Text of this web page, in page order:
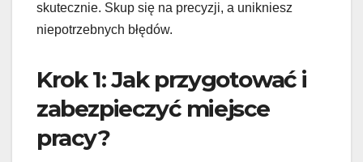
skutecznie. Skup się na precyzji, a unikniesz
niepotrzebnych błędów.
Krok 1: Jak przygotować i
zabezpieczyć miejsce
pracy?